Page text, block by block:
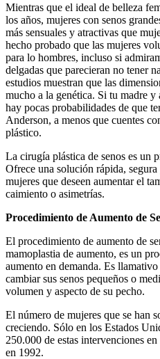
Mientras que el ideal de belleza
los años, mujeres con senos
más sensuales y atractivas que
hecho probado que las mujeres
para lo hombres, incluso si
delgadas que parecieran no tener
estudios muestran que las
mucho a la genética. Si tu madre y
hay pocas probabilidades de que
Anderson, a menos que cuentes
plástico.
La cirugía plástica de senos es un
Ofrece una solución rápida,
mujeres que deseen aumentar el
caimiento o asimetrías.
Procedimiento de Aumento de
El procedimiento de aumento de
mamoplastia de aumento, es un
aumento en demanda. Es
cambiar sus senos pequeños o
volumen y aspecto de su pecho.
El número de mujeres que se han
creciendo. Sólo en los Estados
250.000 de estas intervenciones
en 1992.